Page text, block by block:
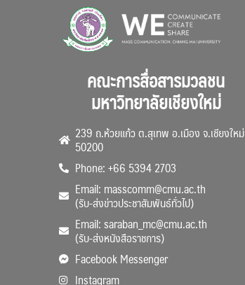
คณะการสื่อสารมวลชน
มหาวิทยาลัยเชียงใหม่
239 ถ.ห้วยแก้ว ต.สุเทพ อ.เมือง จ.เชียงใหม่
50200
Phone: +66 5394 2703
Email: masscomm@cmu.ac.th
(รับ-ส่งข่าวประชาสัมพันธ์ทั่วไป)
Email: saraban_mc@cmu.ac.th
(รับ-ส่งหนังสือราชการ)
Facebook Messenger
Instagram